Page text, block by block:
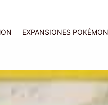
EXPANSIONES POKÉMON